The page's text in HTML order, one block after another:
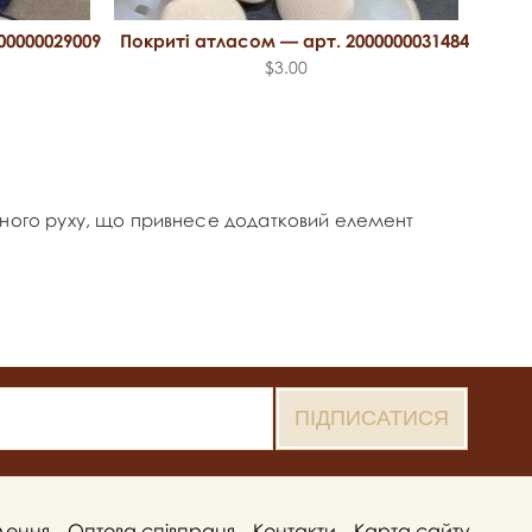
Покриті атласом — арт. 2000000031484
$3.00
руху, що привнесе додатковий елемент